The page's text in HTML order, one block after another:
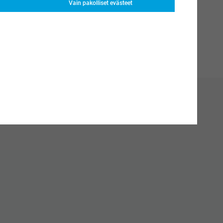
Vain pakolliset evästeet